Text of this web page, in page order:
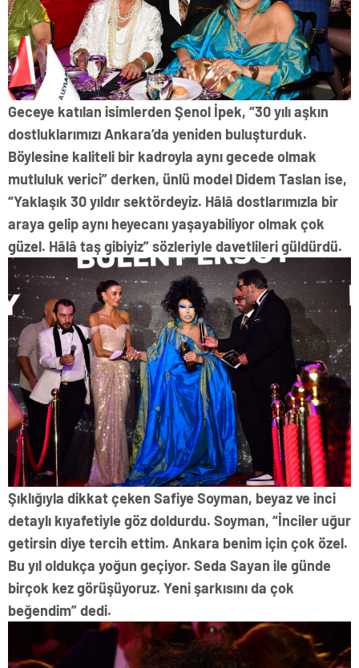
Geceye katılan isimlerden Şenol İpek, “30 yılı aşkın
dostluklarımızı Ankara’da yeniden buluşturduk.
Böylesine kaliteli bir kadroyla aynı gecede olmak
mutluluk verici” derken, ünlü model Didem Taslan ise,
“Yaklaşık 30 yıldır sektördeyiz. Hâlâ dostlarımızla bir
araya gelip aynı heyecanı yaşayabiliyor olmak çok
güzel. Hâlâ taş gibiyiz” sözleriyle davetlileri güldürdü.
Şıklığıyla dikkat çeken Safiye Soyman, beyaz ve inci
detaylı kıyafetiyle göz doldurdu. Soyman, “İnciler uğur
getirsin diye tercih ettim. Ankara benim için çok özel.
Bu yıl oldukça yoğun geçiyor. Seda Sayan ile günde
birçok kez görüşüyoruz. Yeni şarkısını da çok
beğendim” dedi.